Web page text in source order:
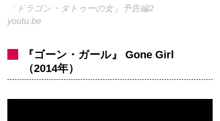
「ドラゴン・タトゥーの女」予告編2
youtu.be
『ゴーン・ガール』 Gone Girl
（2014年）